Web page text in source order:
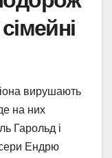
вирушають
на них
Гарольд і
Ендрю